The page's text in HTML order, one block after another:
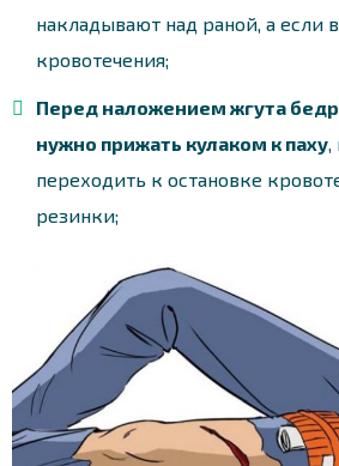
накладывают над раной, а если
кровотечения;
Перед наложением жгута
нужно прижать кулаком к паху,
переходить к остановке
резинки;